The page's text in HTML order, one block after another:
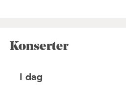
Konserter
I dag